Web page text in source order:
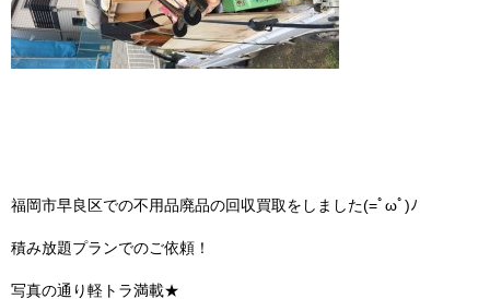
福岡市早良区での不用品廃品の回収買取をしました(=ﾟωﾟ)ﾉ
積み放題プランでのご依頼！
写真の通り軽トラ満載★